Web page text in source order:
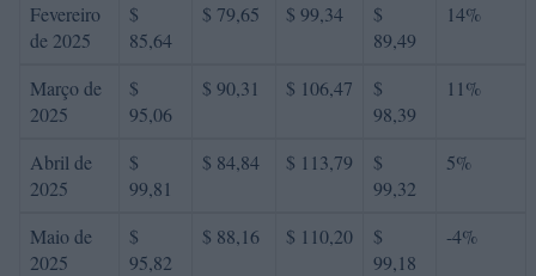
Fevereiro
de 2025
$
85,64
$ 79,65 $ 99,34
$
89,49
14%
Março de
2025
$
95,06
$ 90,31 $ 106,47
$
98,39
11%
Abril de
2025
$
99,81
$ 84,84 $ 113,79
$
99,32
5%
Maio de
2025
$
95,82
$ 88,16 $ 110,20
$
99,18
-4%